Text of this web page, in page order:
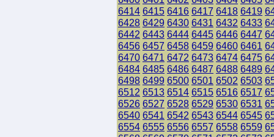
6414 6415 6416 6417 6418 6419
6428 6429 6430 6431 6432 6433
6442 6443 6444 6445 6446 6447
6456 6457 6458 6459 6460 6461
6470 6471 6472 6473 6474 6475
6484 6485 6486 6487 6488 6489
6498 6499 6500 6501 6502 6503
6512 6513 6514 6515 6516 6517
6526 6527 6528 6529 6530 6531
6540 6541 6542 6543 6544 6545
6554 6555 6556 6557 6558 6559